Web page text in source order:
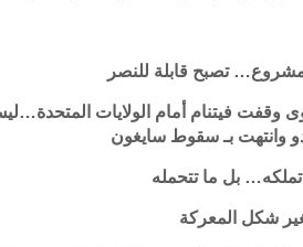
مشروع… تصبح قابلة للنصر
وقفت فيتنام أمام الولايات
وانتهت بـ سقوط سايغون
بل ما تتحمله
شكل المعركة